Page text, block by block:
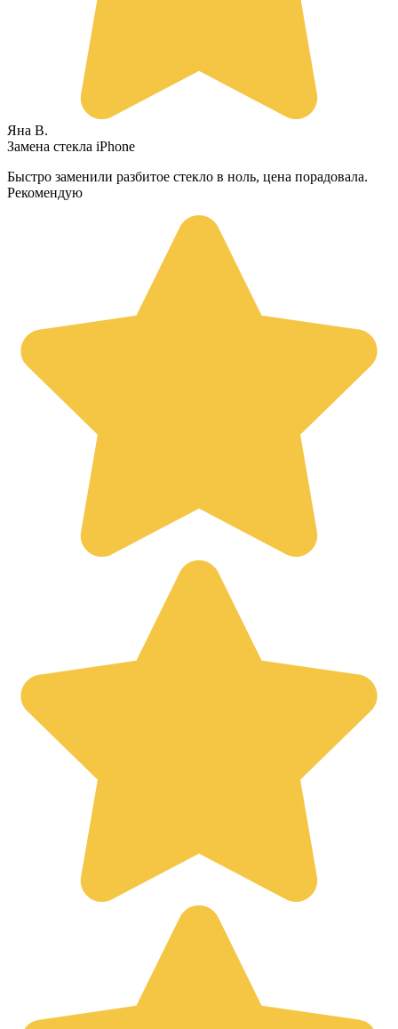
Яна В.
Замена стекла iPhone
Быстро заменили разбитое стекло в ноль, цена порадовала.
Рекомендую